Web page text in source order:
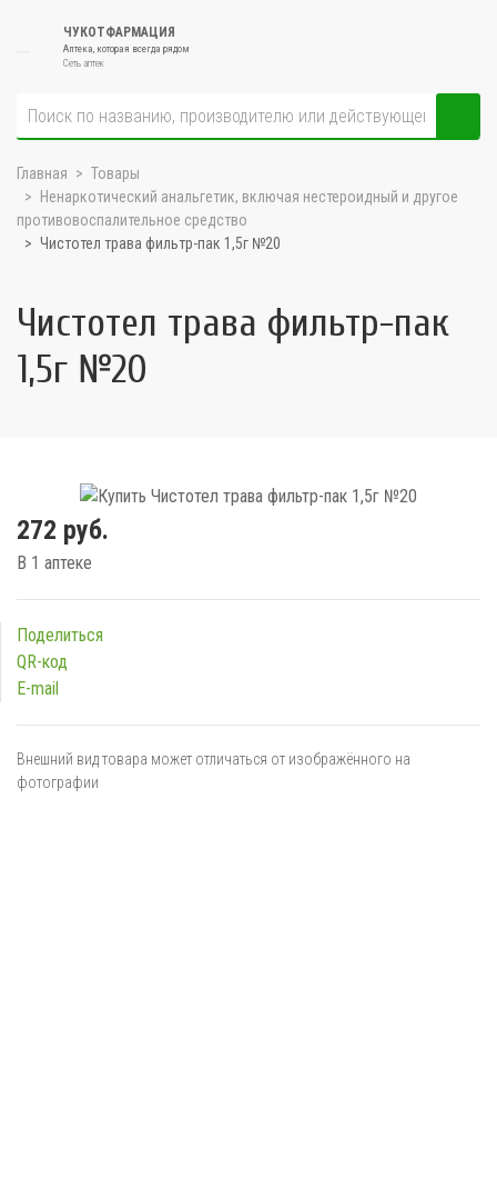
ЧУКОТФАРМАЦИЯ
Аптека, которая всегда рядом
Сеть аптек
Главная
Товары
Ненаркотический анальгетик, включая нестероидный и другое
противовоспалительное средство
Чистотел трава фильтр-пак 1,5г №20
Чистотел трава фильтр-пак
1,5г №20
272 руб.
В 1 аптеке
Поделиться
QR-код
E-mail
Внешний вид товара может отличаться от изображённого на
фотографии